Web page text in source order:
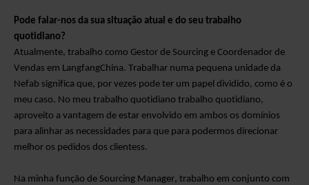
Pode falar-nos da sua situação atual e do seu trabalho
quotidiano?
Atualmente, trabalho como Gestor de Sourcing e Coordenador de
Vendas em LangfangChina. Trabalhar numa pequena unidade da
Nefab significa que, por vezes pode ter um papel dividido, como é o
meu caso. No meu trabalho quotidiano trabalho quotidiano,
aproveito a vantagem de estar envolvido em ambos os domínios
para alinhar as necessidades para que para podermos direcionar
melhor os pedidos dos clientess.
Na minha função de Sourcing Manager, trabalho em conjunto com